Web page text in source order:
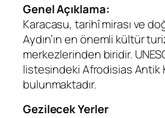
Genel Açıklama:
Karacasu, tarihî mirası ve
Aydın’ın en önemli kültür
merkezlerinden biridir.
listesindeki Afrodisias Antik
bulunmaktadır.
Gezilecek Yerler